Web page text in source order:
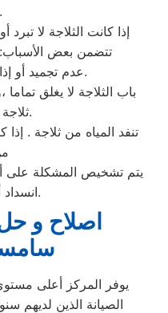
الثلاجة).
إذا كانت الثلاجة لا
تتضمن بعض
عدم تجميد أو إذابة الجليد أو كسر الثلاجة.
باب الثلاجة لا يغلق
ثلاجة ويستنجهاوس.
تنفد المياه من ثلاجة .
يتم تشخيص المشكلة على
انسداد أنبوب التصريف.
اصلاح و
يوفر المركز أعلى
الصيانة الذين لديهم